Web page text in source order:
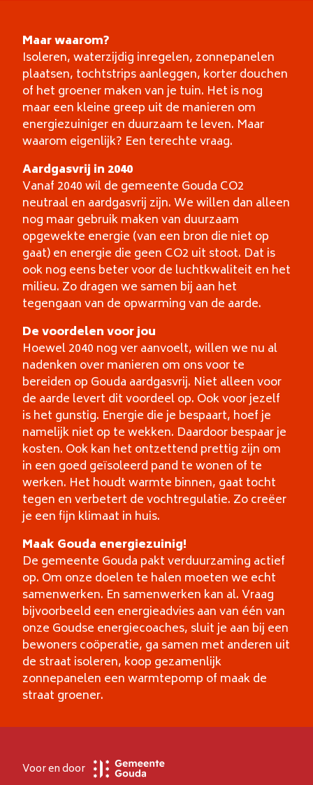
Maar waarom?
Isoleren, waterzijdig inregelen, zonnepanelen
plaatsen, tochtstrips aanleggen, korter douchen
of het groener maken van je tuin. Het is nog
maar een kleine greep uit de manieren om
energiezuiniger en duurzaam te leven. Maar
waarom eigenlijk? Een terechte vraag.
Aardgasvrij in 2040
Vanaf 2040 wil de gemeente Gouda CO2
neutraal en aardgasvrij zijn. We willen dan alleen
nog maar gebruik maken van duurzaam
opgewekte energie (van een bron die niet op
gaat) en energie die geen CO2 uit stoot. Dat is
ook nog eens beter voor de luchtkwaliteit en het
milieu. Zo dragen we samen bij aan het
tegengaan van de opwarming van de aarde.
De voordelen voor jou
Hoewel 2040 nog ver aanvoelt, willen we nu al
nadenken over manieren om ons voor te
bereiden op Gouda aardgasvrij. Niet alleen voor
de aarde levert dit voordeel op. Ook voor jezelf
is het gunstig. Energie die je bespaart, hoef je
namelijk niet op te wekken. Daardoor bespaar je
kosten. Ook kan het ontzettend prettig zijn om
in een goed geïsoleerd pand te wonen of te
werken. Het houdt warmte binnen, gaat tocht
tegen en verbetert de vochtregulatie. Zo creëer
je een fijn klimaat in huis.
Maak Gouda energiezuinig!
De gemeente Gouda pakt verduurzaming actief
op. Om onze doelen te halen moeten we echt
samenwerken. En samenwerken kan al. Vraag
bijvoorbeeld een energieadvies aan van één van
onze Goudse energiecoaches, sluit je aan bij een
bewoners coöperatie, ga samen met anderen uit
de straat isoleren, koop gezamenlijk
zonnepanelen een warmtepomp of maak de
straat groener.
Voor en door